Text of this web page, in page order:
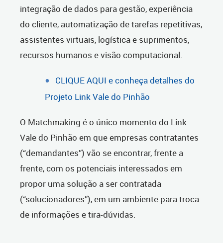
integração de dados para gestão, experiência
do cliente, automatização de tarefas repetitivas,
assistentes virtuais, logística e suprimentos,
recursos humanos e visão computacional.
CLIQUE AQUI e conheça detalhes do
Projeto Link Vale do Pinhão
O Matchmaking é o único momento do Link
Vale do Pinhão em que empresas contratantes
(“demandantes”) vão se encontrar, frente a
frente, com os potenciais interessados em
propor uma solução a ser contratada
(“solucionadores”), em um ambiente para troca
de informações e tira-dúvidas.